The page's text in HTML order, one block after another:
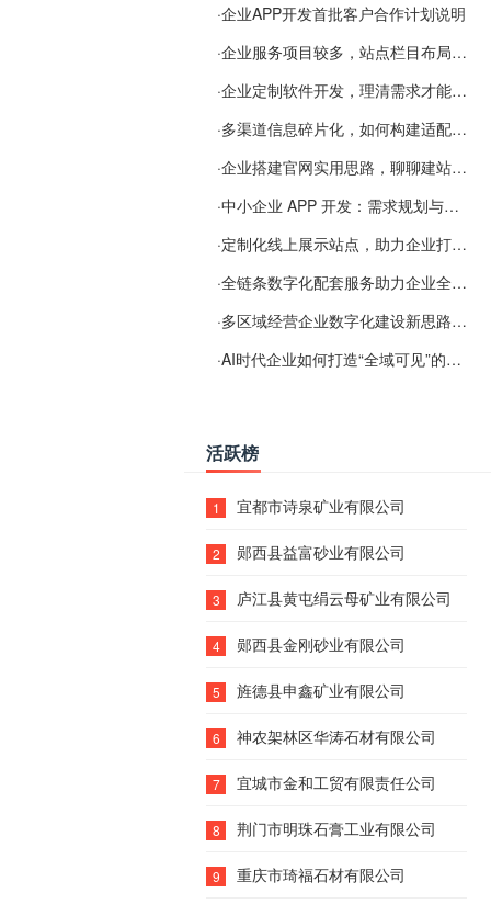
·企业APP开发首批客户合作计划说明
·企业服务项目较多，站点栏目布局规划参考思路
·企业定制软件开发，理清需求才能提升数字化落地效率
·多渠道信息碎片化，如何构建适配 AI 检索的品牌信息源
·企业搭建官网实用思路，聊聊建站容易忽视的问题
·中小企业 APP 开发：需求规划与项目落地避坑经验分享
·定制化线上展示站点，助力企业打通线上经营渠道
·全链条数字化配套服务助力企业全域线上经营
·多区域经营企业数字化建设新思路：多端载体与地域检索一体化落地思路分享
·AI时代企业如何打造“全域可见”的数字资产？梓彤超越给出新解法
活跃榜
1 宜都市诗泉矿业有限公司
2 郧西县益富砂业有限公司
3 庐江县黄屯绢云母矿业有限公司
4 郧西县金刚砂业有限公司
5 旌德县申鑫矿业有限公司
6 神农架林区华涛石材有限公司
7 宜城市金和工贸有限责任公司
8 荆门市明珠石膏工业有限公司
9 重庆市琦福石材有限公司